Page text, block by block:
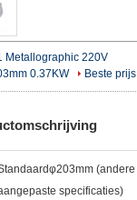
Metallographic 220V
0.37KW
Beste prijs
(andere
specificaties)